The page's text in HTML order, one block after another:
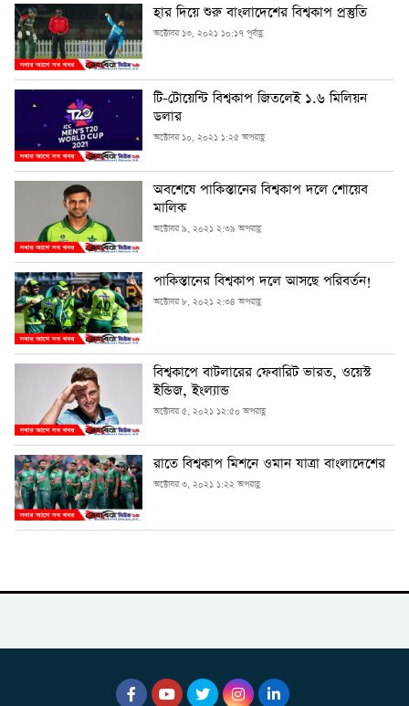
হার দিয়ে শুরু বাংলাদেশের বিশ্বকাপ প্রস্তুতি
অক্টোবর ১৩, ২০২১ ১০:১৭ পূর্বাহ্ণ
টি-টোয়েন্টি বিশ্বকাপ জিতলেই ১.৬ মিলিয়ন
ডলার
অক্টোবর ১০, ২০২১ ১:২৫ অপরাহ্ণ
অবশেষে পাকিস্তানের বিশ্বকাপ দলে শোয়েব
মালিক
অক্টোবর ৯, ২০২১ ২:৩৯ অপরাহ্ণ
পাকিস্তানের বিশ্বকাপ দলে আসছে পরিবর্তন!
অক্টোবর ৮, ২০২১ ২:৩৪ অপরাহ্ণ
বিশ্বকাপে বাটলারের ফেবারিট ভারত, ওয়েস্ট
ইন্ডিজ, ইংল্যান্ড
অক্টোবর ৫, ২০২১ ১২:৫০ অপরাহ্ণ
রাতে বিশ্বকাপ মিশনে ওমান যাত্রা বাংলাদেশের
অক্টোবর ৩, ২০২১ ১:২২ অপরাহ্ণ